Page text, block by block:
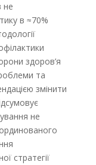
не
в ≈70%
здоров’я
та
змінити
не
стратегії